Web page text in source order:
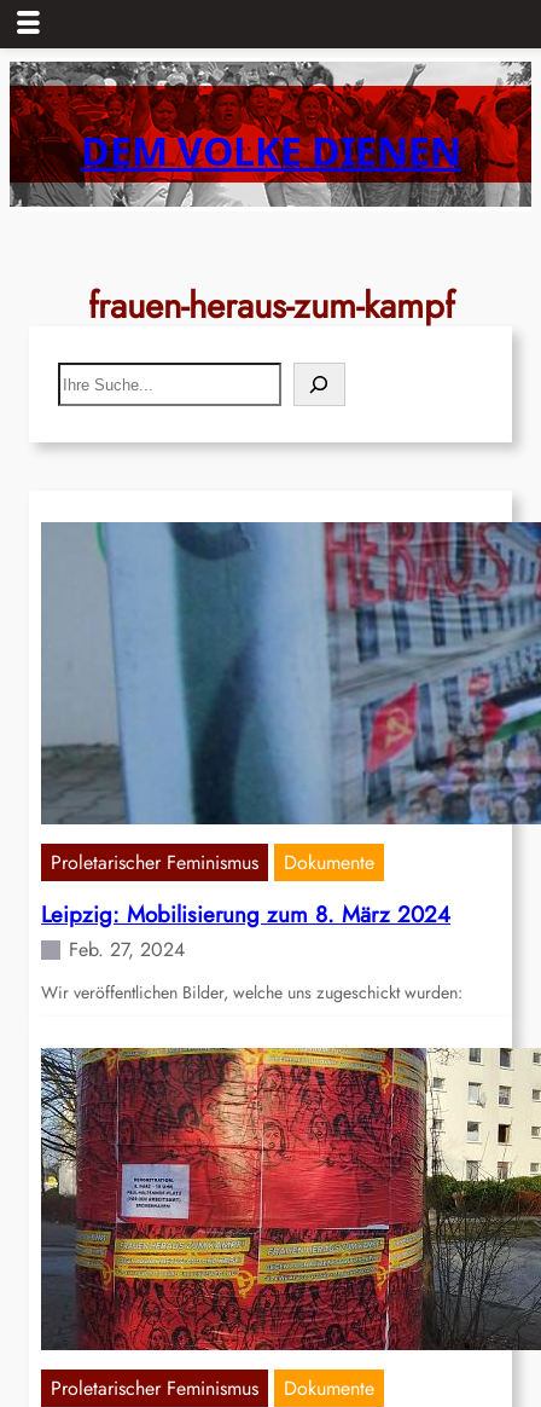
Zum
Inhalt
springenDEM VOLKE DIENEN
frauen-heraus-zum-kampf
Search
Proletarischer Feminismus Dokumente
Leipzig: Mobilisierung zum 8. März 2024
Feb. 27, 2024
Wir veröffentlichen Bilder, welche uns zugeschickt wurden:
Proletarischer Feminismus Dokumente